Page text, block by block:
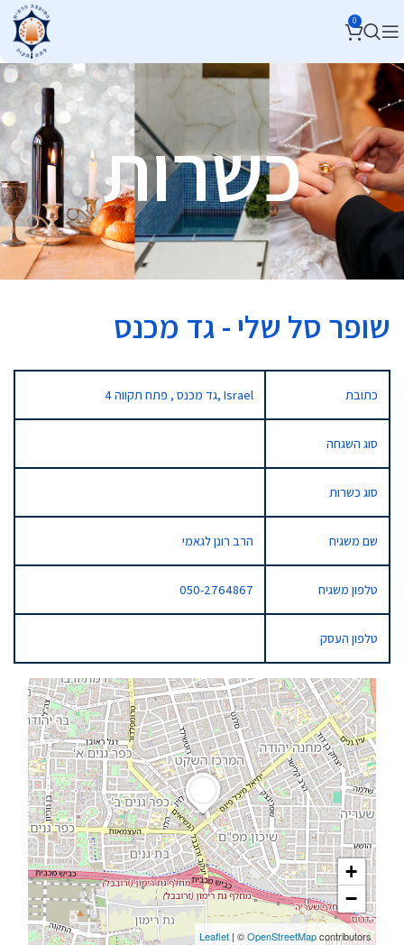
0
כשרות
+
−
Leaflet | ©OpenStreetMapcontributors
שופר סל שלי - גד מכנס
כתובת 4 גד מכנס , פתח תקווה, Israel
סוג השגחה
סוג כשרות
שם משגיח הרב רונן לגאמי
טלפון משגיח 050-2764867
טלפון העסק